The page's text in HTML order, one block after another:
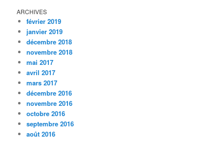
ARCHIVES
février 2019
janvier 2019
décembre 2018
novembre 2018
mai 2017
avril 2017
mars 2017
décembre 2016
novembre 2016
octobre 2016
septembre 2016
août 2016